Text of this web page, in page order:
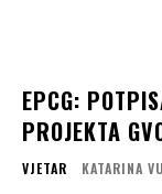
EPCG:
PROJEKTA
VJETAR KATARINA